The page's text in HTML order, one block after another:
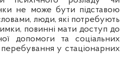
не може бути підставою
словами, люди, які потребують
повинні мати доступ до
допомоги та соціальних
у стаціонарних